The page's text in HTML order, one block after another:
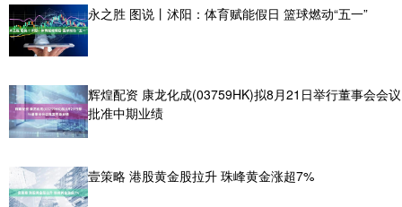
永之胜 图说丨沭阳：体育赋能假日 篮球燃动“五一”
辉煌配资 康龙化成(03759HK)拟8月21日举行董事会会议
批准中期业绩
壹策略 港股黄金股拉升 珠峰黄金涨超7%